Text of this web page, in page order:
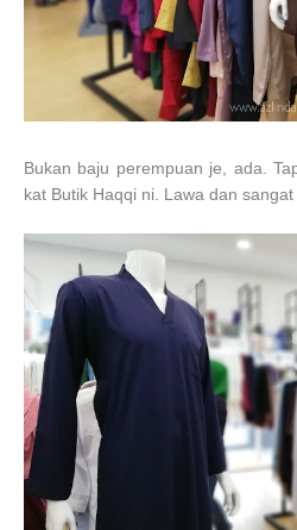
Bukan baju perempuan je, ada.
kat Butik Haqqi ni. Lawa dan